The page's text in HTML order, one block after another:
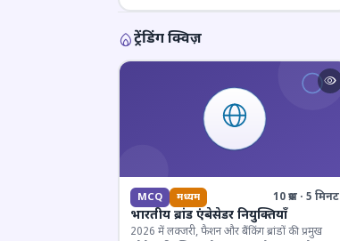
ट्रेंडिंग क्विज़
MCQ मध्यम 10 प्रश्न · 5 मिनट
भारतीय ब्रांड एंबेसेडर नियुक्तियाँ
2026 में लक्जरी, फैशन और बैंकिंग ब्रांडों की प्रमुख